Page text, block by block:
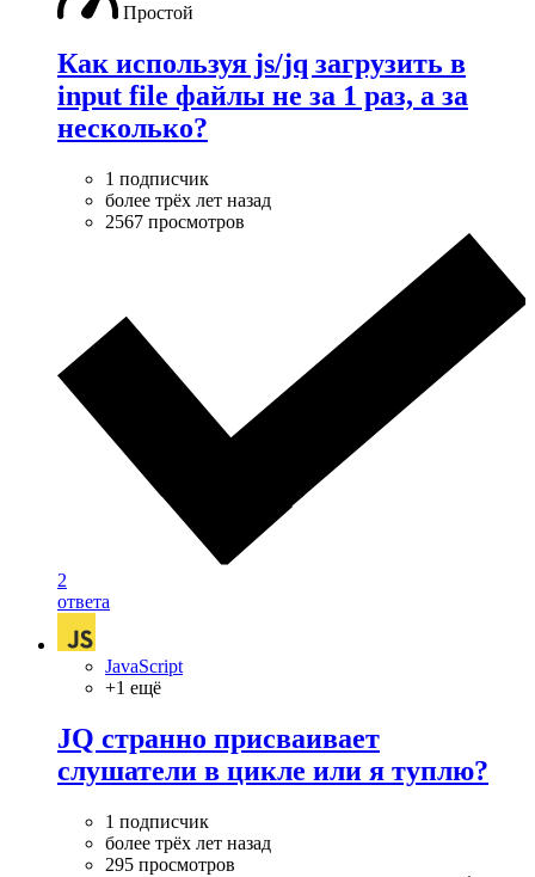
Простой
Как используя js/jq загрузить в
input file файлы не за 1 раз, а за
несколько?
1 подписчик
более трёх лет назад
2567 просмотров
2
ответа
JavaScript
+1 ещё
JQ странно присваивает
слушатели в цикле или я туплю?
1 подписчик
более трёх лет назад
295 просмотров